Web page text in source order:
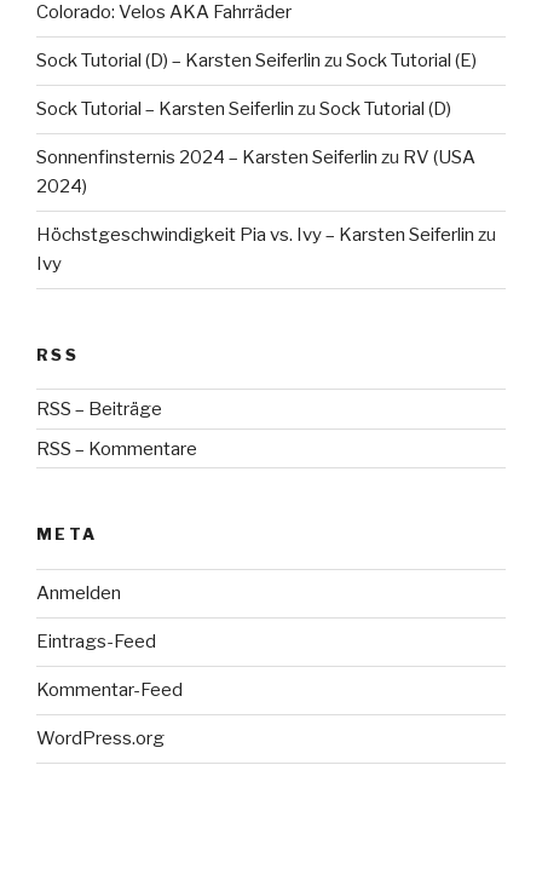
Colorado: Velos AKA Fahrräder
Sock Tutorial (D) – Karsten Seiferlin zu Sock Tutorial (E)
Sock Tutorial – Karsten Seiferlin zu Sock Tutorial (D)
Sonnenfinsternis 2024 – Karsten Seiferlin zu RV (USA
2024)
Höchstgeschwindigkeit Pia vs. Ivy – Karsten Seiferlin zu
Ivy
RSS
RSS – Beiträge
RSS – Kommentare
META
Anmelden
Eintrags-Feed
Kommentar-Feed
WordPress.org